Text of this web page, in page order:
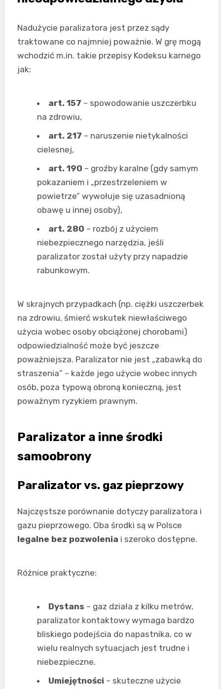
Nadużycie paralizatora jest przez sądy
traktowane co najmniej poważnie. W grę mogą
wchodzić m.in. takie przepisy Kodeksu karnego
jak:
art. 157 – spowodowanie uszczerbku
na zdrowiu,
art. 217 – naruszenie nietykalności
cielesnej,
art. 190 – groźby karalne (gdy samym
pokazaniem i „przestrzeleniem w
powietrze” wywołuje się uzasadnioną
obawę u innej osoby),
art. 280 – rozbój z użyciem
niebezpiecznego narzędzia, jeśli
paralizator został użyty przy napadzie
rabunkowym.
W skrajnych przypadkach (np. ciężki uszczerbek
na zdrowiu, śmierć wskutek niewłaściwego
użycia wobec osoby obciążonej chorobami)
odpowiedzialność może być jeszcze
poważniejsza. Paralizator nie jest „zabawką do
straszenia” – każde jego użycie wobec innych
osób, poza typową obroną konieczną, jest
poważnym ryzykiem prawnym.
Paralizator a inne środki
samoobrony
Paralizator vs. gaz pieprzowy
Najczęstsze porównanie dotyczy paralizatora i
gazu pieprzowego. Oba środki są w Polsce
legalne bez pozwolenia i szeroko dostępne.
Różnice praktyczne:
Dystans – gaz działa z kilku metrów,
paralizator kontaktowy wymaga bardzo
bliskiego podejścia do napastnika, co w
wielu realnych sytuacjach jest trudne i
niebezpieczne.
Umiejętności – skuteczne użycie